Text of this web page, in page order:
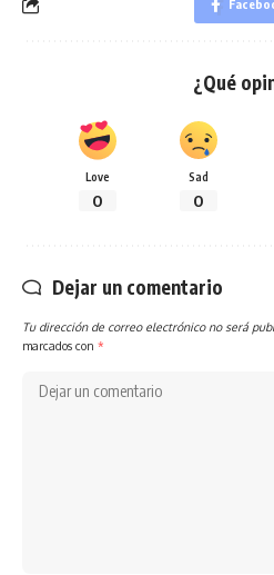
¿Qué
Love
0
Sad
0
Dejar un comentario
Tu dirección de correo electrónico no será
marcados con *